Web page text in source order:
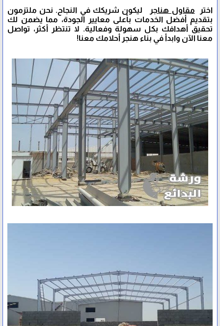
اختر مقاول هناجر
ليكون شريكك في النجاح. نحن ملتزمون
بتقديم أفضل الخدمات بأعلى معايير الجودة، مما يضمن لك
تحقيق أهدافك بكل سهولة وفعالية. لا تنتظر أكثر، تواصل
معنا الآن وابدأ في بناء هنجر أحلامك معنا!